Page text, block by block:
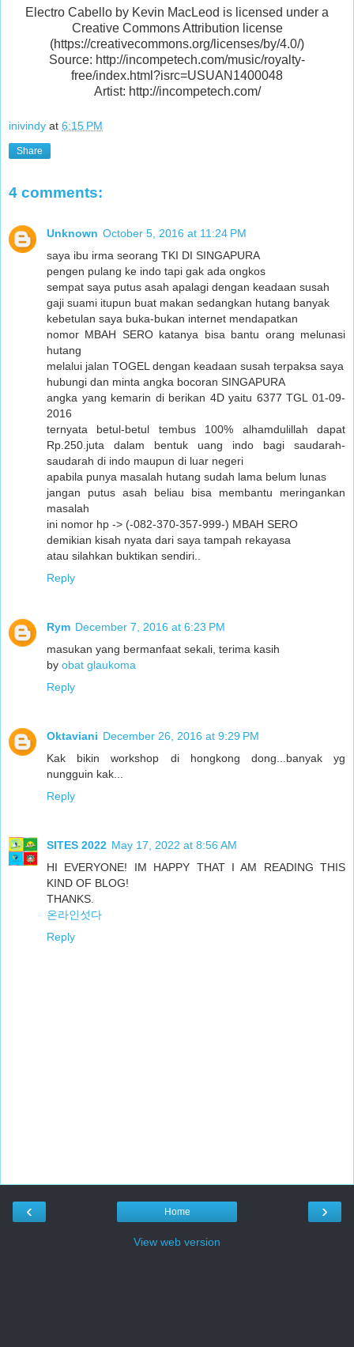
Electro Cabello by Kevin MacLeod is licensed under a
Creative Commons Attribution license
(https://creativecommons.org/licenses/by/4.0/)
Source: http://incompetech.com/music/royalty-
free/index.html?isrc=USUAN1400048
Artist: http://incompetech.com/
inivindy at 6:15 PM
Share
4 comments:
Unknown October 5, 2016 at 11:24 PM
saya ibu irma seorang TKI DI SINGAPURA
pengen pulang ke indo tapi gak ada ongkos
sempat saya putus asah apalagi dengan keadaan susah
gaji suami itupun buat makan sedangkan hutang banyak
kebetulan saya buka-bukan internet mendapatkan
nomor MBAH SERO katanya bisa bantu orang melunasi
hutang
melalui jalan TOGEL dengan keadaan susah terpaksa saya
hubungi dan minta angka bocoran SINGAPURA
angka yang kemarin di berikan 4D yaitu 6377 TGL 01-09-
2016
ternyata betul-betul tembus 100% alhamdulillah dapat
Rp.250.juta dalam bentuk uang indo bagi saudarah-
saudarah di indo maupun di luar negeri
apabila punya masalah hutang sudah lama belum lunas
jangan putus asah beliau bisa membantu meringankan
masalah
ini nomor hp -> (-082-370-357-999-) MBAH SERO
demikian kisah nyata dari saya tampah rekayasa
atau silahkan buktikan sendiri..
Reply
Rym December 7, 2016 at 6:23 PM
masukan yang bermanfaat sekali, terima kasih
by obat glaukoma
Reply
Oktaviani December 26, 2016 at 9:29 PM
Kak bikin workshop di hongkong dong...banyak yg
nungguin kak...
Reply
SITES 2022 May 17, 2022 at 8:56 AM
HI EVERYONE! IM HAPPY THAT I AM READING THIS
KIND OF BLOG!
THANKS.
온라인섯다
Reply
‹ ›
Home
View web version